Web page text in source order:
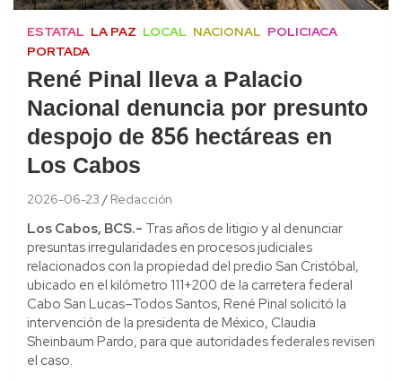
ESTATAL LA PAZ LOCAL NACIONAL POLICIACA
PORTADA
René Pinal lleva a Palacio
Nacional denuncia por presunto
despojo de 856 hectáreas en
Los Cabos
2026-06-23 Redacción
Los Cabos, BCS.- Tras años de litigio y al denunciar
presuntas irregularidades en procesos judiciales
relacionados con la propiedad del predio San Cristóbal,
ubicado en el kilómetro 111+200 de la carretera federal
Cabo San Lucas–Todos Santos, René Pinal solicitó la
intervención de la presidenta de México, Claudia
Sheinbaum Pardo, para que autoridades federales revisen
el caso.